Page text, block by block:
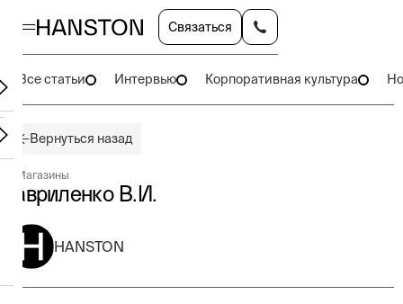
Связаться
Все статьи Интервью Корпоративная культура
Вернуться назад
Гавриленко В.И.
Магазины
HANSTON